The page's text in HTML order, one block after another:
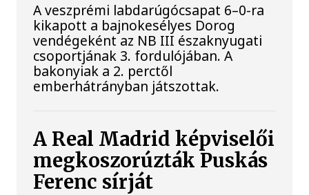
A veszprémi labdarúgócsapat 6–0-ra
kikapott a bajnokesélyes Dorog
vendégeként az NB III északnyugati
csoportjának 3. fordulójában. A
bakonyiak a 2. perctől
emberhátrányban játszottak.
A Real Madrid képviselői
megkoszorúzták Puskás
Ferenc sírját